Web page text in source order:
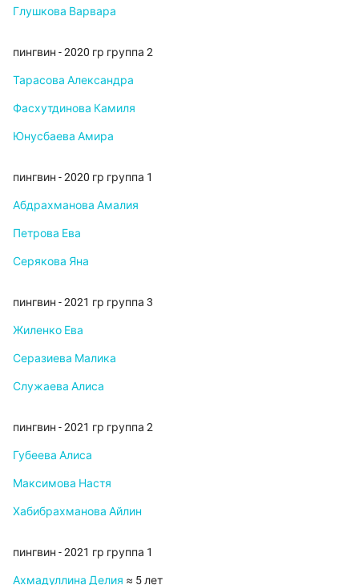
Глушкова Варвара
пингвин - 2020 гр группа 2
Тарасова Александра
Фасхутдинова Камиля
Юнусбаева Амира
пингвин - 2020 гр группа 1
Абдрахманова Амалия
Петрова Ева
Серякова Яна
пингвин - 2021 гр группа 3
Жиленко Ева
Серазиева Малика
Служаева Алиса
пингвин - 2021 гр группа 2
Губеева Алиса
Максимова Настя
Хабибрахманова Айлин
пингвин - 2021 гр группа 1
Ахмадуллина Делия ≈ 5 лет